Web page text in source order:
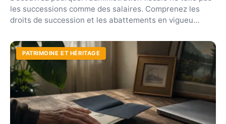
les successions comme des salaires. Comprenez les
droits de succession et les abattements en vigueu...
PATRIMOINE ET HÉRITAGE